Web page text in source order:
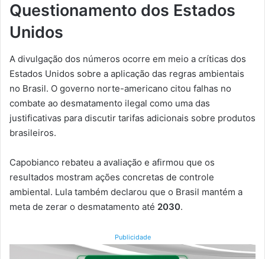
Questionamento dos Estados
Unidos
A divulgação dos números ocorre em meio a críticas dos
Estados Unidos sobre a aplicação das regras ambientais
no Brasil. O governo norte-americano citou falhas no
combate ao desmatamento ilegal como uma das
justificativas para discutir tarifas adicionais sobre produtos
brasileiros.
Capobianco rebateu a avaliação e afirmou que os
resultados mostram ações concretas de controle
ambiental. Lula também declarou que o Brasil mantém a
meta de zerar o desmatamento até 2030.
Publicidade